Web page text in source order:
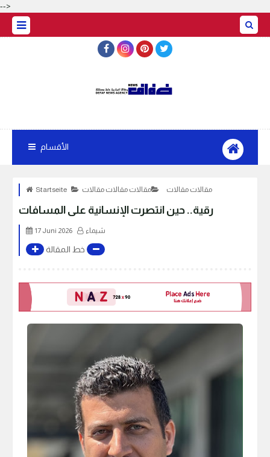
-->
الأقسام
Startseite مقالات مقالات مقالات مقالات مقالات
رقية.. حين انتصرت الإنسانية على المسافات
17 Juni 2026 شيماء
خط المقالة